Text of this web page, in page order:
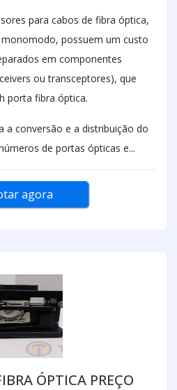
para cabos de fibra óptica,
possuem um custo
em componentes
ou transceptores), que
porta fibra óptica.
a conversão e a distribuição do
de portas ópticas e...
agora
ÓPTICA PREÇO